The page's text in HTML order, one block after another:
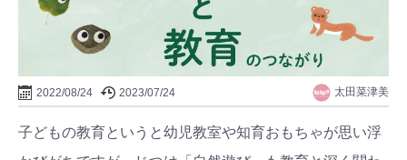
2022/08/24 2023/07/24 太田菜津美
子どもの教育というと幼児教室や知育おもちゃが思い浮